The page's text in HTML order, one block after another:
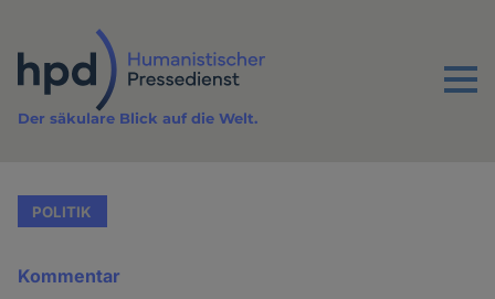
Inhalt
Menu
Der säkulare Blick auf die Welt.
POLITIK
Kommentar